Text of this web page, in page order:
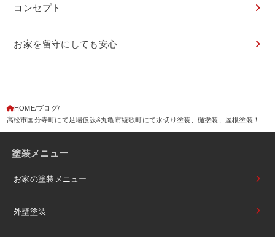
コンセプト
お家を留守にしても安心
HOME ブログ
高松市国分寺町にて足場仮設&丸亀市綾歌町にて水切り塗装、樋塗装、屋根塗装！
塗装メニュー
お家の塗装メニュー
外壁塗装